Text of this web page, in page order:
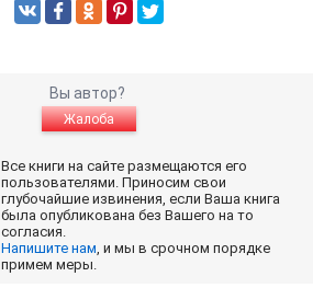
Вы автор?
Жалоба
Все книги на сайте размещаются его
пользователями. Приносим свои
глубочайшие извинения, если Ваша книга
была опубликована без Вашего на то
согласия.
Напишите нам, и мы в срочном порядке
примем меры.